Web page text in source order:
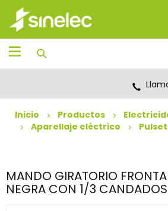
Saltar
contenido
Saltar
menú
de
navegación
Inicio Productos
Aparellaje eléctrico
MANDO GIRATORIO
NEGRA CON 1/3 CANDADOS